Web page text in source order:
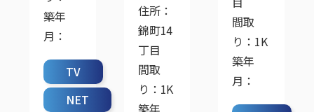
築年
月：
TV
NET
住所：
錦町14
丁目
間取
り：1K
築年
間取
り：1K
築年
月：